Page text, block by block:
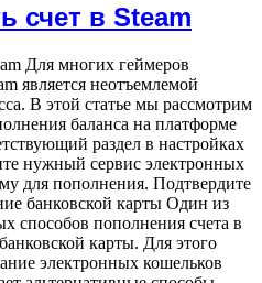
счет в Steam
Для многих геймеров
является неотъемлемой
В этой статье мы рассмотрим
баланса на платформе
раздел в настройках
нужный сервис электронных
для пополнения. Подтвердите
банковской карты Один из
способов пополнения счета в
карты. Для этого
электронных кошельков